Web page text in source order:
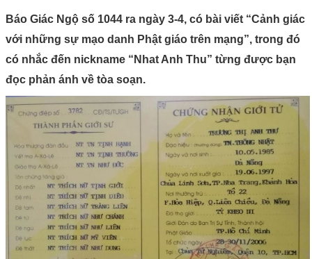
Báo Giác Ngộ số 1044 ra ngày 3-4, có bài viết “Cảnh giác
với những sự mạo danh Phật giáo trên mạng”, trong đó
có nhắc đến nickname “Nhat Anh Thu” từng được bạn
đọc phản ánh về tòa soạn.